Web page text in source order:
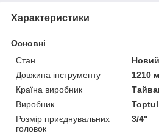
Характеристики
Основні
Стан
Новий
Довжина інструменту
1210
Країна виробник
Виробник
Toptul
Розмір приєднувальних
головок
3/4"